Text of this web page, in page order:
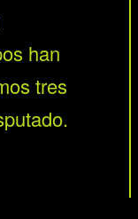
han
tres